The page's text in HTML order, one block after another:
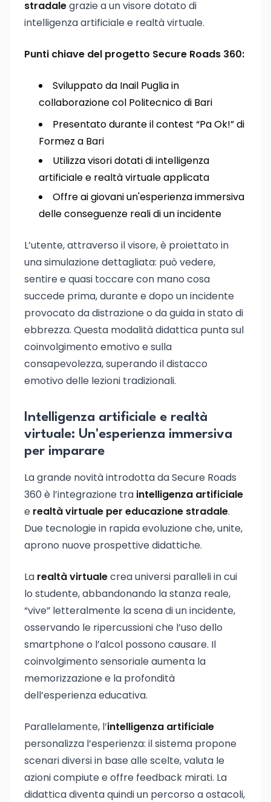
stradalegrazie a un visore dotato di
intelligenza artificiale e realtà virtuale.
Punti chiave del progetto Secure Roads 360:
Sviluppato da Inail Puglia in
collaborazione col Politecnico di Bari
Presentato durante il contest “Pa Ok!” di
Formez a Bari
Utilizza visori dotati di intelligenza
artificiale e realtà virtuale applicata
Offre ai giovani un'esperienza immersiva
delle conseguenze reali di un incidente
L’utente, attraverso il visore, è proiettato in
una simulazione dettagliata: può vedere,
sentire e quasi toccare con mano cosa
succede prima, durante e dopo un incidente
provocato da distrazione o da guida in stato di
ebbrezza. Questa modalità didattica punta sul
coinvolgimento emotivo e sulla
consapevolezza, superando il distacco
emotivo delle lezioni tradizionali.
Intelligenza artificiale e realtà
virtuale: Un'esperienza immersiva
per imparare
La grande novità introdotta da Secure Roads
360 è l’integrazione tra intelligenza artificiale
e realtà virtuale per educazione stradale.
Due tecnologie in rapida evoluzione che, unite,
aprono nuove prospettive didattiche.
La realtà virtualecrea universi paralleli in cui
lo studente, abbandonando la stanza reale,
“vive” letteralmente la scena di un incidente,
osservando le ripercussioni che l’uso dello
smartphone o l’alcol possono causare. Il
coinvolgimento sensoriale aumenta la
memorizzazione e la profondità
dell’esperienza educativa.
Parallelamente, l’intelligenza artificiale
personalizza l’esperienza: il sistema propone
scenari diversi in base alle scelte, valuta le
azioni compiute e offre feedback mirati. La
didattica diventa quindi un percorso a ostacoli,